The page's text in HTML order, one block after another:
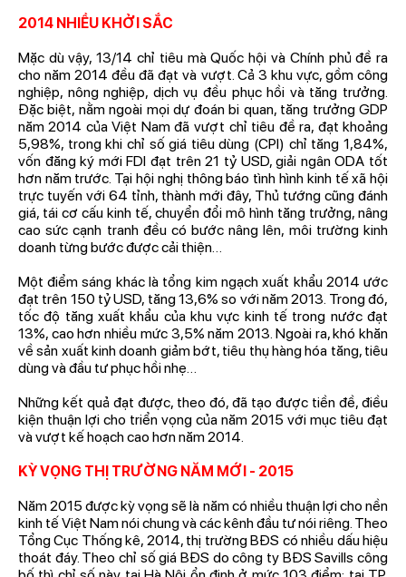
2014 NHIỀU KHỞI SẮC
Mặc dù vậy, 13/14 chỉ tiêu mà Quốc hội và Chính phủ đề ra
cho năm 2014 đều đã đạt và vượt. Cả 3 khu vực, gồm công
nghiệp, nông nghiệp, dịch vụ đều phục hồi và tăng trưởng.
Đặc biệt, nằm ngoài mọi dự đoán bi quan, tăng trưởng GDP
năm 2014 của Việt Nam đã vượt chỉ tiêu đề ra, đạt khoảng
5,98%, trong khi chỉ số giá tiêu dùng (CPI) chỉ tăng 1,84%,
vốn đăng ký mới FDI đạt trên 21 tỷ USD, giải ngân ODA tốt
hơn năm trước. Tại hội nghị thông báo tình hình kinh tế xã hội
trực tuyến với 64 tỉnh, thành mới đây, Thủ tướng cũng đánh
giá, tái cơ cấu kinh tế, chuyển đổi mô hình tăng trưởng, nâng
cao sức cạnh tranh đều có bước nâng lên, môi trường kinh
doanh từng bước được cải thiện…
Một điểm sáng khác là tổng kim ngạch xuất khẩu 2014 ước
đạt trên 150 tỷ USD, tăng 13,6% so với năm 2013. Trong đó,
tốc độ tăng xuất khẩu của khu vực kinh tế trong nước đạt
13%, cao hơn nhiều mức 3,5% năm 2013. Ngoài ra, khó khăn
về sản xuất kinh doanh giảm bớt, tiêu thụ hàng hóa tăng, tiêu
dùng và đầu tư phục hồi nhẹ…
Những kết quả đạt được, theo đó, đã tạo được tiền đề, điều
kiện thuận lợi cho triển vọng của năm 2015 với mục tiêu đạt
và vượt kế hoạch cao hơn năm 2014.
KỲ VỌNG THỊ TRƯỜNG NĂM MỚI - 2015
Năm 2015 được kỳ vọng sẽ là năm có nhiều thuận lợi cho nền
kinh tế Việt Nam nói chung và các kênh đầu tư nói riêng. Theo
Tổng Cục Thống kê, 2014, thị trường BĐS có nhiều dấu hiệu
thoát đáy. Theo chỉ số giá BĐS do công ty BĐS Savills công